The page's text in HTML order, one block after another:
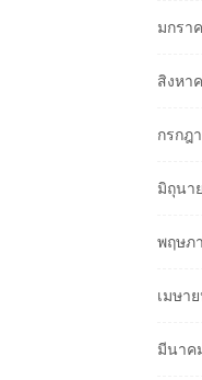
มกรา
สิงหา
กรกฎ
มิถุนา
พฤษภ
เมษา
มีนาค